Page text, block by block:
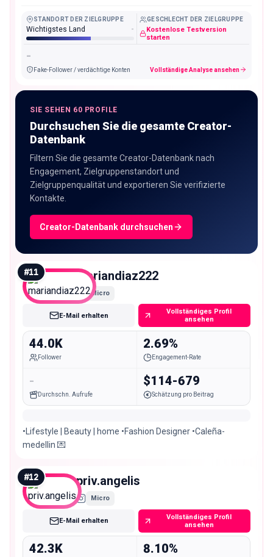
STANDORT DER ZIELGRUPPE
Wichtigstes Land -
GESCHLECHT DER ZIELGRUPPE
Kostenlose Testversion
starten
-
Fake-Follower / verdächtige Konten Vollständige Analyse ansehen
SIE SEHEN 60 PROFILE
Durchsuchen Sie die gesamte Creator-
Datenbank
Filtern Sie die gesamte Creator-Datenbank nach
Engagement, Zielgruppenstandort und
Zielgruppenqualität und exportieren Sie verifizierte
Kontakte.
Creator-Datenbank durchsuchen
#11 mariandiaz222
Micro
E-Mail erhalten
Vollständiges Profil
ansehen
44.0K
Follower
2.69%
Engagement-Rate
-
Durchschn. Aufrufe
$114-679
Schätzung pro Beitrag
•Lifestyle | Beauty | home •Fashion Designer •Caleña-
medellin 💌
#12 priv.angelis
Micro
E-Mail erhalten
Vollständiges Profil
ansehen
42.3K 8.10%